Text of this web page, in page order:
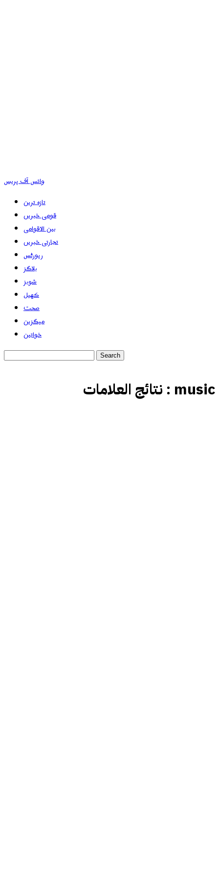
وائس آف پریس
تازہ ترین
قومی خبریں
بین الاقوامی
تجارتی خبریں
رپورٹس
بلاگز
شوبز
کھیل
صحت
میگزین
خواتین
نتائج العلامات : music